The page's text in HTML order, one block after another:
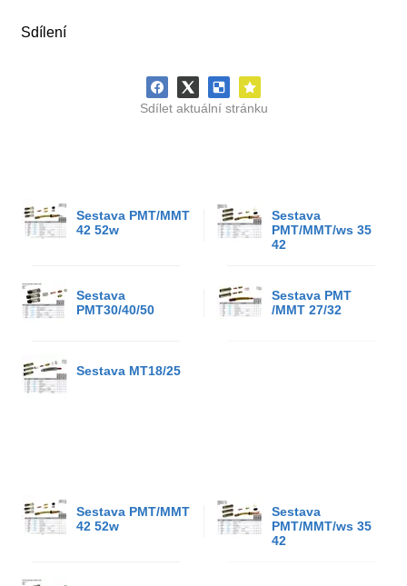
Sdílení
Sdílet aktuální stránku
Sestava PMT/MMT
42 52w
Sestava
PMT/MMT/ws 35
42
Sestava
PMT30/40/50
Sestava PMT
/MMT 27/32
Sestava MT18/25
Sestava PMT/MMT
42 52w
Sestava
PMT/MMT/ws 35
42